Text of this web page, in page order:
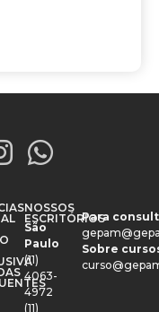
NOSSOS
ESCRITÓRIOS
São
Paulo
(11)
4063-
4972
(11)
Para
Sobre